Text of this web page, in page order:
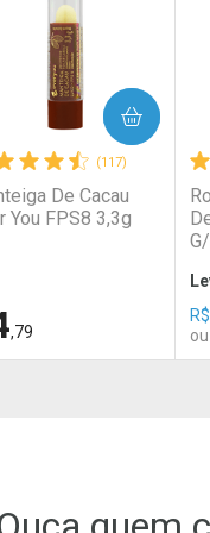
(117)
De Cacau
You FPS8 3,3g
,79
COMPRAR
R$